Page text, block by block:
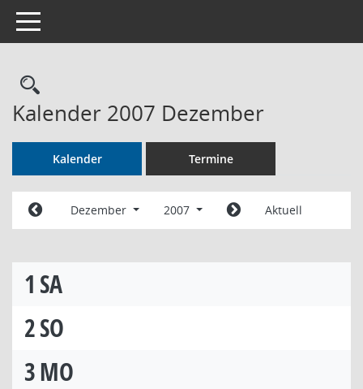
Toggle navigation
Rechercheauswahl
Kalender 2007 Dezember
Kalender Termine
Dezember 2007 Aktuell
1 SA
2SO
3MO